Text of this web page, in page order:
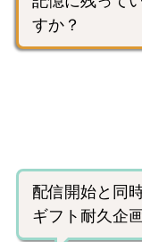
すか？
配信開始と同
ギフト耐久企